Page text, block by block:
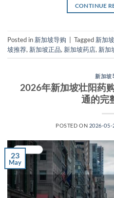
CONTINUE
Posted in 新加坡导购 Tagged 新加坡
坡推荐, 新加坡正品, 新加坡药店, 新加
新加坡
2026年新加坡壮阳药
通的完
POSTED ON 2026-05-
23
May